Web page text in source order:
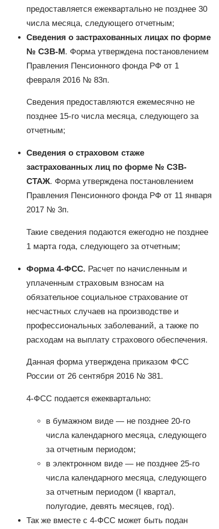
предоставляется ежеквартально не позднее 30
числа месяца, следующего отчетным;
Сведения о застрахованных лицах по форме
№ СЗВ-М. Форма утверждена постановлением
Правления Пенсионного фонда РФ от 1
февраля 2016 № 83п.
Сведения предоставляются ежемесячно не
позднее 15-го числа месяца, следующего за
отчетным;
Сведения о страховом стаже
застрахованных лиц по форме № СЗВ-
СТАЖ. Форма утверждена постановлением
Правления Пенсионного фонда РФ от 11 января
2017 № 3п.
Такие сведения подаются ежегодно не позднее
1 марта года, следующего за отчетным;
Форма 4-ФСС. Расчет по начисленным и
уплаченным страховым взносам на
обязательное социальное страхование от
несчастных случаев на производстве и
профессиональных заболеваний, а также по
расходам на выплату страхового обеспечения.
Данная форма утверждена приказом ФСС
России от 26 сентября 2016 № 381.
4-ФСС подается ежеквартально:
в бумажном виде — не позднее 20-го
числа календарного месяца, следующего
за отчетным периодом;
в электронном виде — не позднее 25-го
числа календарного месяца, следующего
за отчетным периодом (I квартал,
полугодие, девять месяцев, год).
Так же вместе с 4-ФСС может быть подан